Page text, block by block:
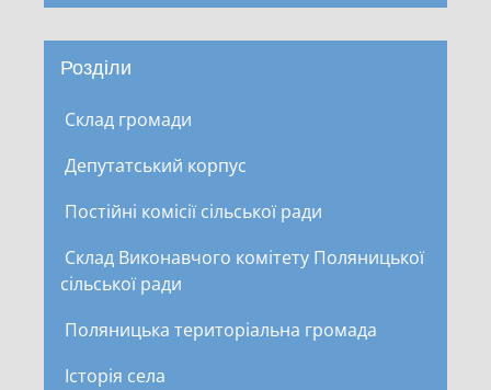
Розділи
Склад громади
Депутатський корпус
Постійні комісії сільської ради
Склад Виконавчого комітету Поляницької
сільської ради
Поляницька територіальна громада
Історія села